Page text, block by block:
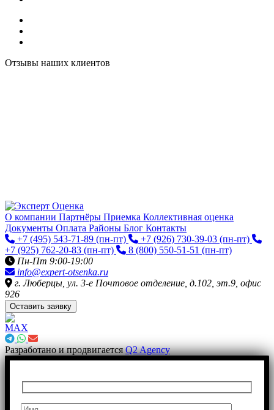
Отзывы наших клиентов
О компании Партнёры Приемка Коллективная оценка
Документы Оплата Районы Блог Контакты
+7 (495) 543-71-89 (пн-пт) +7 (926) 730-39-03 (пн-пт)
+7 (925) 762-20-83 (пн-пт) 8 (800) 550-51-51 (пн-пт)
Пн-Пт 9:00-19:00
info@expert-otsenka.ru
г. Люберцы, ул. 3-е Почтовое отделение, д.102, эт.9, офис
926
Оставить заявку
Разработано и продвигаетсяQ2 Agency